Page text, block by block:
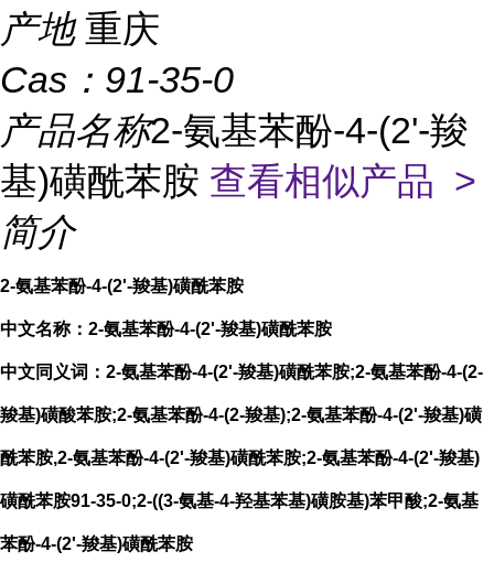
产地 重庆
Cas： 91-35-0
产品名称2-氨基苯酚-4-(2'-羧
基)磺酰苯胺 查看相似产品 >
简介
2-氨基苯酚-4-(2'-羧基)磺酰苯胺
中文名称：2-氨基苯酚-4-(2'-羧基)磺酰苯胺
中文同义词：2-氨基苯酚-4-(2'-羧基)磺酰苯胺;2-氨基苯酚-4-(2-
羧基)磺酸苯胺;2-氨基苯酚-4-(2-羧基);2-氨基苯酚-4-(2'-羧基)磺
酰苯胺,2-氨基苯酚-4-(2'-羧基)磺酰苯胺;2-氨基苯酚-4-(2'-羧基)
磺酰苯胺91-35-0;2-((3-氨基-4-羟基苯基)磺胺基)苯甲酸;2-氨基
苯酚-4-(2'-羧基)磺酰苯胺